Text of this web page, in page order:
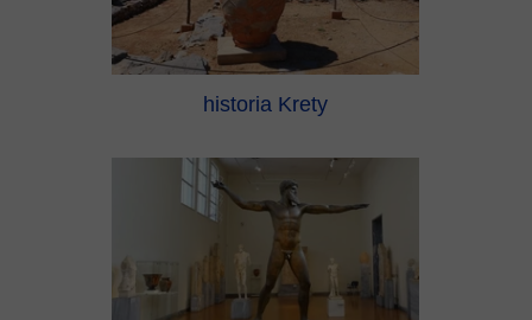
historia Krety